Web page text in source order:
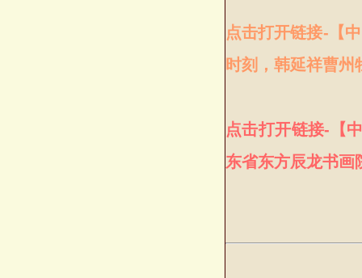
点击打开链接-【
时刻，韩延祥曹
点击打开链接-【
东省东方辰龙书画